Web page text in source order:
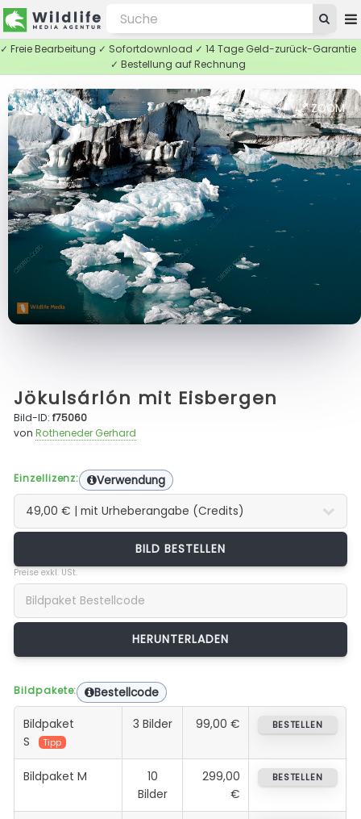
✓ Freie Bearbeitung ✓ Sofortdownload ✓ 14 Tage Geld-zurück-Garantie
✓ Bestellung auf Rechnung
ZOOM
Jökulsárlón mit Eisbergen
Bild-ID:f75060
vonRotheneder Gerhard
Einzellizenz: Verwendung
BILD BESTELLEN
Preise exkl. USt.
Bildpakete: Bestellcode
Bildpaket
S
Tipp
3 Bilder 99,00 € BESTELLEN
Bildpaket M
10
Bilder
299,00
€
BESTELLEN